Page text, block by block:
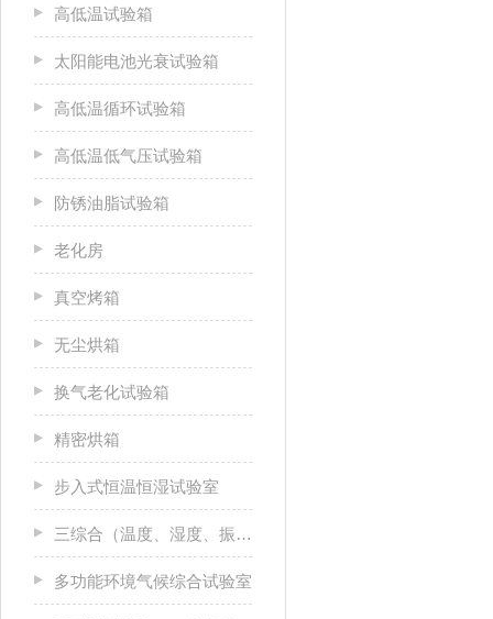
高低温试验箱
太阳能电池光衰试验箱
高低温循环试验箱
高低温低气压试验箱
防锈油脂试验箱
老化房
真空烤箱
无尘烘箱
换气老化试验箱
精密烘箱
步入式恒温恒湿试验室
三综合（温度、湿度、振动）试验箱
多功能环境气候综合试验室